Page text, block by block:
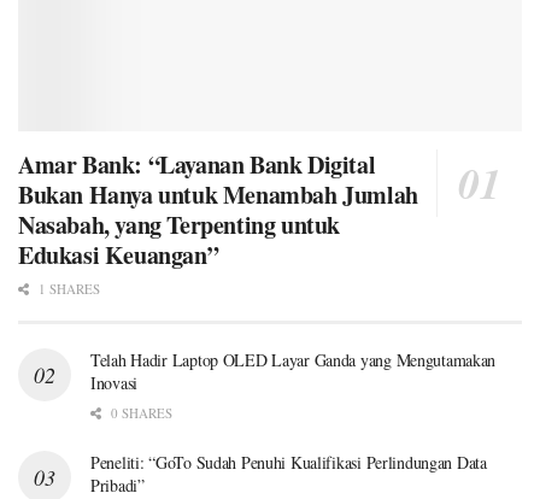
Amar Bank: “Layanan Bank Digital
Bukan Hanya untuk Menambah Jumlah
Nasabah, yang Terpenting untuk
Edukasi Keuangan”
1 SHARES
Telah Hadir Laptop OLED Layar Ganda yang Mengutamakan
Inovasi
0 SHARES
Peneliti: “GoTo Sudah Penuhi Kualifikasi Perlindungan Data
Pribadi”